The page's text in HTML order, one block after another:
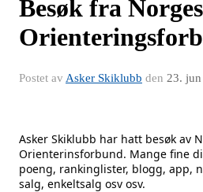
Besøk fra Norges
Postet av Asker Skiklubb den 23.
Asker Skiklubb har hatt besøk av
Orienterinsforbund. Mange fine
poeng, rankinglister, blogg, app,
salg, enkeltsalg osv osv.